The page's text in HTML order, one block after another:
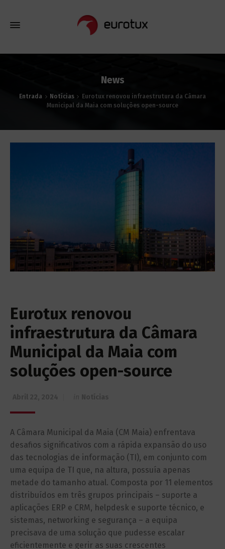
News
Entrada Notícias
Eurotux renovou infraestrutura da Câmara
Municipal da Maia com soluções open-source
Eurotux renovou
infraestrutura da Câmara
Municipal da Maia com
soluções open-source
A Câmara Municipal da Maia (CM Maia) enfrentava
desafios significativos com a rápida expansão do uso
das tecnologias de informação (TI), em conjunto com
uma equipa de TI que, na altura, possuía apenas
metade do tamanho atual. Composta por 11 elementos
distribuídos em três grupos principais – suporte a
aplicações ERP e CRM, helpdesk e suporte técnico, e
sistemas, networking e segurança – a equipa
precisava de uma solução que pudesse escalar
eficientemente e gerir as suas crescentes